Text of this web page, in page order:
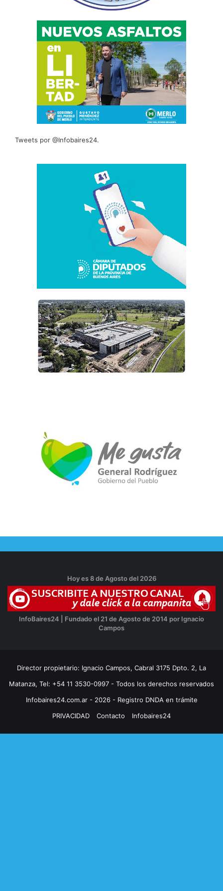
Tweets por @Infobaires24.
Hoy es 8 de Agosto del 2026
InfoBaires24 | Fundado el 21 de Agosto de 2014 por Ignacio
Campos
Director propietario: Ignacio Campos, Cabral 3175 Dpto. 2, La
Matanza, Tel: +54 11 3530-0997 - Todos los derechos reservados
Infobaires24.com.ar - 2026 - Registro DNDA en trámite
PRIVACIDAD
Contacto Infobaires24